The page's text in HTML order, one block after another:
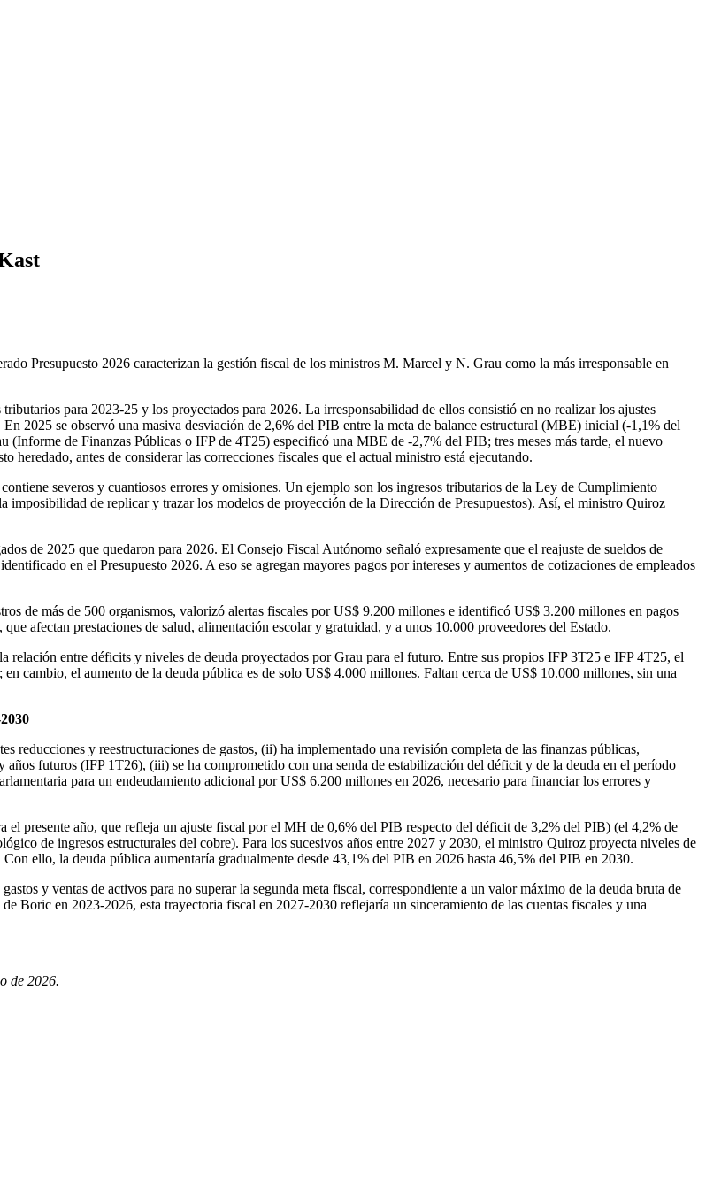
Presupuesto 2026 caracterizan la gestión fiscal de los ministros M. Marcel y N. Grau como la más irresponsable en
para 2023-25 y los proyectados para 2026. La irresponsabilidad de ellos consistió en no realizar los ajustes
2025 se observó una masiva desviación de 2,6% del PIB entre la meta de balance estructural (MBE) inicial (-1,1% del
de Finanzas Públicas o IFP de 4T25) especificó una MBE de -2,7% del PIB; tres meses más tarde, el nuevo
antes de considerar las correcciones fiscales que el actual ministro está ejecutando.
severos y cuantiosos errores y omisiones. Un ejemplo son los ingresos tributarios de la Ley de Cumplimiento
de replicar y trazar los modelos de proyección de la Dirección de Presupuestos). Así, el ministro Quiroz
de 2025 que quedaron para 2026. El Consejo Fiscal Autónomo señaló expresamente que el reajuste de sueldos de
en el Presupuesto 2026. A eso se agregan mayores pagos por intereses y aumentos de cotizaciones de empleados
de más de 500 organismos, valorizó alertas fiscales por US$ 9.200 millones e identificó US$ 3.200 millones en pagos
afectan prestaciones de salud, alimentación escolar y gratuidad, y a unos 10.000 proveedores del Estado.
relación entre déficits y niveles de deuda proyectados por Grau para el futuro. Entre sus propios IFP 3T25 e IFP 4T25, el
cambio, el aumento de la deuda pública es de solo US$ 4.000 millones. Faltan cerca de US$ 10.000 millones, sin una
reducciones y reestructuraciones de gastos, (ii) ha implementado una revisión completa de las finanzas públicas,
futuros (IFP 1T26), (iii) se ha comprometido con una senda de estabilización del déficit y de la deuda en el período
para un endeudamiento adicional por US$ 6.200 millones en 2026, necesario para financiar los errores y
presente año, que refleja un ajuste fiscal por el MH de 0,6% del PIB respecto del déficit de 3,2% del PIB) (el 4,2% de
de ingresos estructurales del cobre). Para los sucesivos años entre 2027 y 2030, el ministro Quiroz proyecta niveles de
ello, la deuda pública aumentaría gradualmente desde 43,1% del PIB en 2026 hasta 46,5% del PIB en 2030.
y ventas de activos para no superar la segunda meta fiscal, correspondiente a un valor máximo de la deuda bruta de
Boric en 2023-2026, esta trayectoria fiscal en 2027-2030 reflejaría un sinceramiento de las cuentas fiscales y una
de 2026.